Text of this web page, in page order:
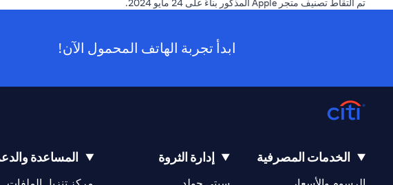
تم التقاط تصنيف متجر Apple المذكور بناءً على 24 مايو 2024.
ابدأ تجربة الهاتف المحمول الآن!
الخدمات المصرفية إدارة الثروة المساعدة